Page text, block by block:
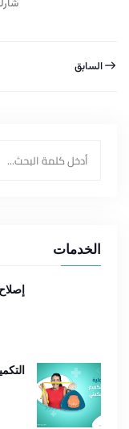
السابق
الخدمات